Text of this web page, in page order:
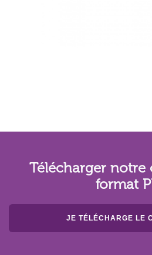
Télécharger notre
format
JE TÉLÉCHARGE LE